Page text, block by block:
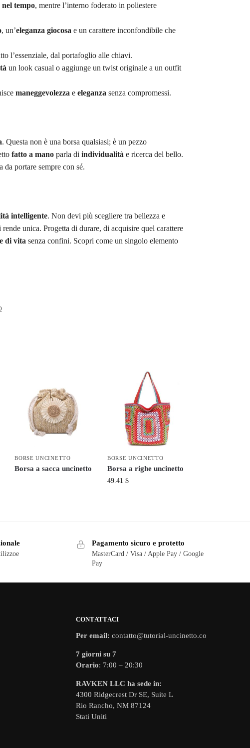
tempo, mentre l’interno foderato in poliestere
, un’eleganza giocosa e un carattere inconfondibile che
l’essenziale, dal portafoglio alle chiavi.
un look casual o aggiunge un twist originale a un outfit
maneggevolezza e eleganza senza compromessi.
. Questa non è una borsa qualsiasi; è un pezzo
fatto a manoparla di individualità e ricerca del bello.
da portare sempre con sé.
intelligente. Non devi più scegliere tra bellezza e
rende unica. Progetta di durare, di acquisire quel carattere
di vita senza confini. Scopri come un singolo elemento
BORSE UNCINETTO
Borsa a sacca uncinetto
BORSE UNCINETTO
Borsa a righe uncinetto
49.41 $
Pagamento sicuro e protetto
MasterCard / Visa / Apple Pay / Google
Pay
CONTATTACI
Per email: contatto@tutorial-uncinetto.co
7 giorni su 7
Orario: 7:00 – 20:30
RAVKEN LLC ha sede in:
4300 Ridgecrest Dr SE, Suite L
Rio Rancho, NM 87124
Stati Uniti